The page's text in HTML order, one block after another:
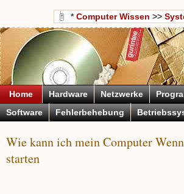
*Computer Wissen >>
Home Hardware Netzwerke
Software
Fehlerbehebung
Wie kann ich mein Computer
starten